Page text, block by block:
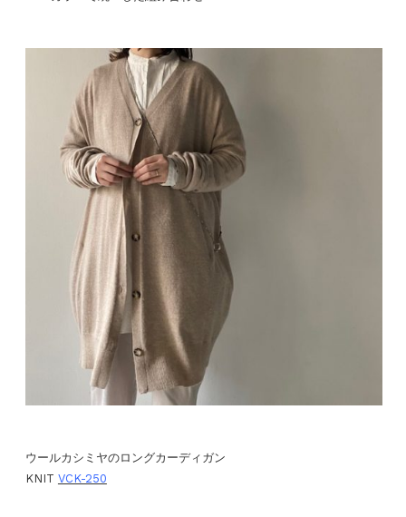
ウールカシミヤのロングカーディガン
KNIT VCK-250